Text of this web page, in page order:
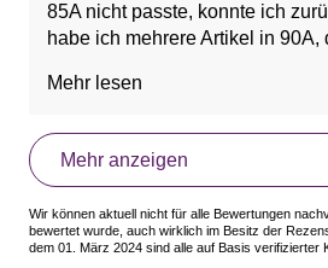
85A nicht passte, konnte ich
habe ich mehrere Artikel in 90A,
Mehr lesen
Mehr anzeigen
Wir können aktuell nicht für alle Bewertungen
bewertet wurde, auch wirklich im Besitz der
dem 01. März 2024 sind alle auf Basis verifizierter